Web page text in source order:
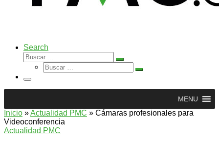
Search
Buscar
Buscar
Buscar
Buscar
Menú
MENU
Inicio »Actualidad PMC » Cámaras profesionales para
Videoconferencia
Actualidad PMC